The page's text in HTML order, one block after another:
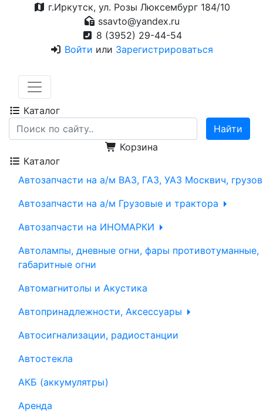
г.Иркутск, ул. Розы Люксембург 184/10
ssavto@yandex.ru
8 (3952) 29-44-54
Войти или Зарегистрироваться
Каталог
Корзина
Каталог
Автозапчасти на а/м ВАЗ, ГАЗ, УАЗ Москвич,
Автозапчасти на а/м Грузовые и трактора
Автозапчасти на ИНОМАРКИ
Автолампы, дневные огни, фары противотуманные,
габаритные огни
Автомагнитолы и Акустика
Автопринадлежности, Аксессуары
Автосигнализации, радиостанции
Автостекла
АКБ (аккумулятры)
Аренда